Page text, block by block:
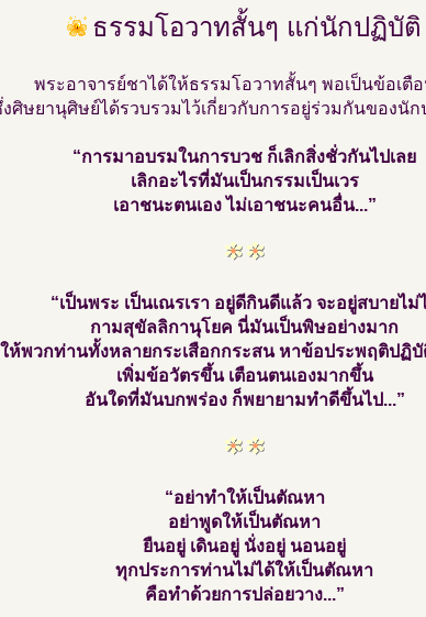
ธรรมโอวาทสั้นๆ แก่นักปฏิบัติ
พระอาจารย์ชาได้ให้ธรรมโอวาทสั้นๆ พอเป็นข้อเตือ
ศิษยานุศิษย์ได้รวบรวมไว้เกี่ยวกับการอยู่ร่วมกันของนั
“การมาอบรมในการบวช ก็เลิกสิ่งชั่วกันไปเลย
เลิกอะไรที่มันเป็นกรรมเป็นเวร
เอาชนะตนเอง ไม่เอาชนะคนอื่น...”
“เป็นพระ เป็นเณรเรา อยู่ดีกินดีแล้ว จะอยู่สบายไม่
กามสุขัลลิกานุโยค นี่มันเป็นพิษอย่างมาก
ให้พวกท่านทั้งหลายกระเสือกกระสน หาข้อประพฤติปฏิ
เพิ่มข้อวัตรขึ้น เตือนตนเองมากขึ้น
อันใดที่มันบกพร่อง ก็พยายามทำดีขึ้นไป...”
“อย่าทำให้เป็นตัณหา
อย่าพูดให้เป็นตัณหา
ยืนอยู่ เดินอยู่ นั่งอยู่ นอนอยู่
ทุกประการท่านไม่ได้ให้เป็นตัณหา
คือทำด้วยการปล่อยวาง...”